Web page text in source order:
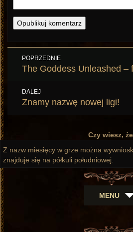
Nawigacja
wpisu
POPRZEDNIE
Poprzedni
The Goddess Unleashed –
DALEJ
Następny
Znamy nazwę nowej ligi!
Czy wiesz,
Z nazw miesięcy w grze można
znajduje się na półkuli południowej.
MENU